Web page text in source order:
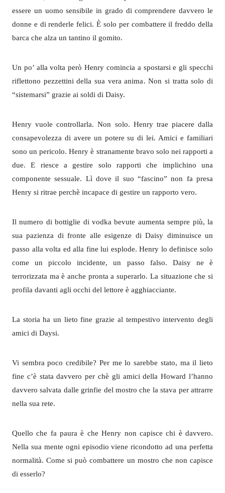
essere un uomo sensibile in grado di comprendere davvero le
donne e di renderle felici. È solo per combattere il freddo della
barca che alza un tantino il gomito.
Un po’ alla volta però Henry comincia a spostarsi e gli specchi
riflettono pezzettini della sua vera anima. Non si tratta solo di
“sistemarsi” grazie ai soldi di Daisy.
Henry vuole controllarla. Non solo. Henry trae piacere dalla
consapevolezza di avere un potere su di lei. Amici e familiari
sono un pericolo. Henry è stranamente bravo solo nei rapporti a
due. E riesce a gestire solo rapporti che implichino una
componente sessuale. Lì dove il suo “fascino” non fa presa
Henry si ritrae perchè incapace di gestire un rapporto vero.
Il numero di bottiglie di vodka bevute aumenta sempre più, la
sua pazienza di fronte alle esigenze di Daisy diminuisce un
passo alla volta ed alla fine lui esplode. Henry lo definisce solo
come un piccolo incidente, un passo falso. Daisy ne è
terrorizzata ma è anche pronta a superarlo. La situazione che si
profila davanti agli occhi del lettore è agghiacciante.
La storia ha un lieto fine grazie al tempestivo intervento degli
amici di Daysi.
Vi sembra poco credibile? Per me lo sarebbe stato, ma il lieto
fine c’è stata davvero per chè gli amici della Howard l’hanno
davvero salvata dalle grinfie del mostro che la stava per attrarre
nella sua rete.
Quello che fa paura è che Henry non capisce chi è davvero.
Nella sua mente ogni episodio viene ricondotto ad una perfetta
normalità. Come si può combattere un mostro che non capisce
di esserlo?